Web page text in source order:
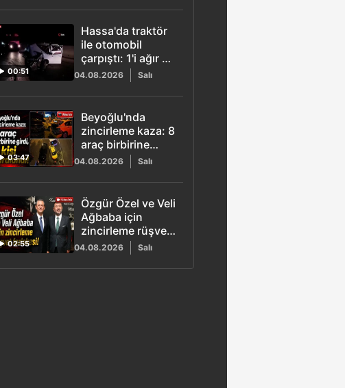
00:51
Hassa'da traktör
ile otomobil
çarpıştı: 1'i ağır 3
yaralı
04.08.2026 Salı
03:47
Beyoğlu'nda
zincirleme kaza: 8
araç birbirine
girdi, 5 kişi
04.08.2026 Salı
02:55
Özgür Özel ve Veli
Ağbaba için
zincirleme rüşvet
fezlekesi!
04.08.2026 Salı